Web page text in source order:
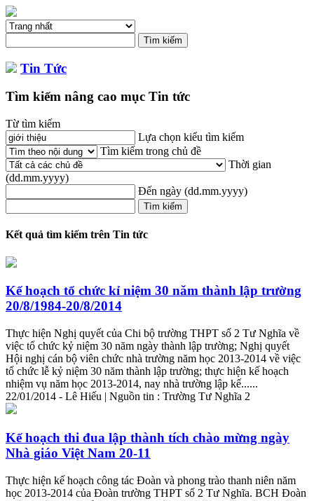
Tin Tức
Tìm kiếm nâng cao mục Tin tức
Từ tìm kiếm
Lựa chọn kiểu tìm kiếm
Tìm kiếm trong chủ đề
Thời gian
(dd.mm.yyyy)
Đến ngày (dd.mm.yyyy)
Kết quả tìm kiếm trên Tin tức
Kế hoạch tổ chức kỉ niệm 30 năm thành lập trường
20/8/1984-20/8/2014
Thực hiện Nghị quyết của Chi bộ trường THPT số 2 Tư Nghĩa về
việc tổ chức kỷ niệm 30 năm ngày thành lập trường; Nghị quyết
Hội nghị cán bộ viên chức nhà trường năm học 2013-2014 về việc
tổ chức lễ kỷ niệm 30 năm thành lập trường; thực hiện kế hoạch
nhiệm vụ năm học 2013-2014, nay nhà trường lập kế......
22/01/2014 - Lê Hiếu | Nguồn tin : Trường Tư Nghĩa 2
Kế hoạch thi đua lập thành tích chào mừng ngày
Nhà giáo Việt Nam 20-11
Thực hiện kế hoạch công tác Đoàn và phong trào thanh niên năm
học 2013-2014 của Đoàn trường THPT số 2 Tư Nghĩa. BCH Đoàn